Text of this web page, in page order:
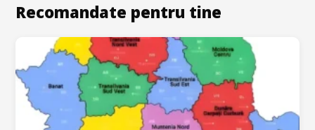
Recomandate pentru tine